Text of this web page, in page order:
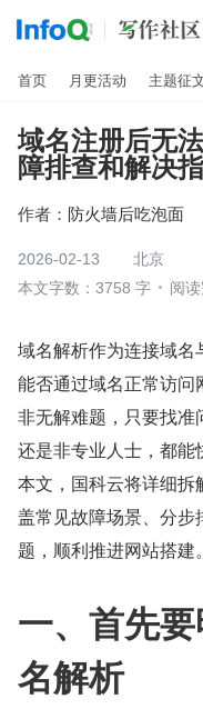
首页 月更活动 主题征
域名注册后无
障排查和解决
作者： 防火墙后吃泡面
2026-02-13
北京
本文字数：3758 字
阅
域名解析作为连接域
能否通过域名正常访
非无解难题，只要找
还是非专业人士，都能
本文，国科云将详细
盖常见故障场景、分
题，顺利推进网站搭建。
一、首先
名解析